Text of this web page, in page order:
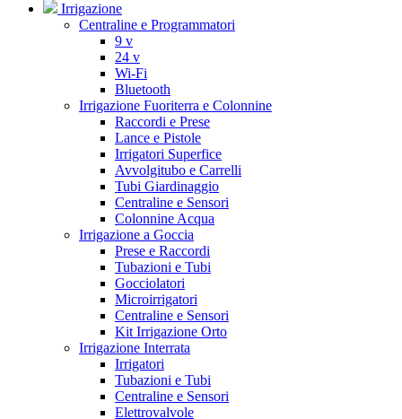
Irrigazione
Centraline e Programmatori
9 v
24 v
Wi-Fi
Bluetooth
Irrigazione Fuoriterra e Colonnine
Raccordi e Prese
Lance e Pistole
Irrigatori Superfice
Avvolgitubo e Carrelli
Tubi Giardinaggio
Centraline e Sensori
Colonnine Acqua
Irrigazione a Goccia
Prese e Raccordi
Tubazioni e Tubi
Gocciolatori
Microirrigatori
Centraline e Sensori
Kit Irrigazione Orto
Irrigazione Interrata
Irrigatori
Tubazioni e Tubi
Centraline e Sensori
Elettrovalvole